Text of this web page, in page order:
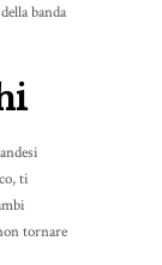
banda
ti
tornare